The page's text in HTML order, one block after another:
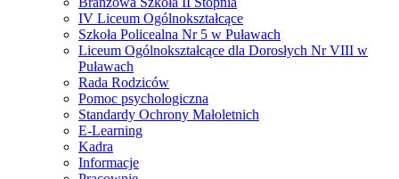
IV Liceum Ogólnokształcące
Szkoła Policealna Nr 5 w Puławach
Liceum Ogólnokształcące dla Dorosłych Nr VIII w
Puławach
Rada Rodziców
Pomoc psychologiczna
Standardy Ochrony Małoletnich
E-Learning
Kadra
Informacje